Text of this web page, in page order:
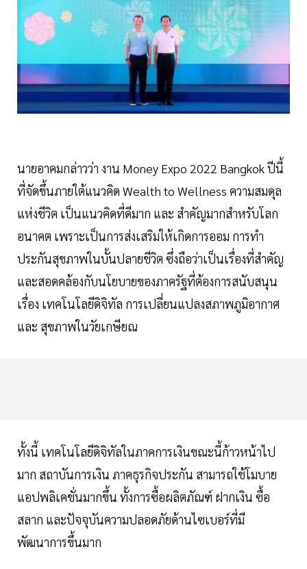
นายอาคมกล่าวว่า งาน Money Expo 2022 Bangkok ปีนี้
ที่จัดขึ้นภายใต้แนวคิด Wealth to Wellness ความสมดุล
แห่งชีวิต เป็นแนวคิดที่ดีมาก และ สำคัญมากสำหรับโลก
อนาคต เพราะเป็นการส่งเสริมให้เกิดการออม การทำ
ประกันสุขภาพในบั้นปลายชีวิต ซึ่งถือว่าเป็นเรื่องที่สำคัญ
และสอดคล้องกับนโยบายของภาครัฐที่ต้องการสนับสนุน
เรื่อง เทคโนโลยีดิจิทัล การเปลี่ยนแปลงสภาพภูมิอากาศ
และ สุขภาพในวัยเกษียณ
ทั้งนี้ เทคโนโลยีดิจิทัลในภาคการเงินขณะนี้ก้าวหน้าไป
มาก สถาบันการเงิน ภาคธุรกิจประกัน สามารถใช้โมบาย
แอปพลิเคชั่นมากขึ้น ทั้งการซื้อผลิตภัณฑ์ ฝากเงิน ซื้อ
สลาก และปัจจุบันความปลอดภัยด้านไซเบอร์ที่มี
พัฒนาการขึ้นมาก